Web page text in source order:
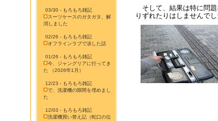
03/30 - もろもろ雑記
スーツケースのガタガタ、解
消しました
02/26 - もろもろ雑記
オフラインラブで涙した話
01/26 - もろもろ雑記
今、ジャングリアに行ってき
た （2026年1月）
12/23 - もろもろ雑記
で、洗濯機の隙間を埋めまし
た
12/03 - もろもろ雑記
洗濯機買い替え記（蛇口の位
そして、結果は特に問
りずれたりはしませんで